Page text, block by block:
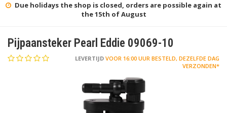
Due holidays the shop is closed, orders are possible again at
the 15th of August
Pijpaansteker Pearl Eddie 09069-10
LEVERTIJD VOOR 16:00 UUR BESTELD, DEZELFDE DAG
VERZONDEN*